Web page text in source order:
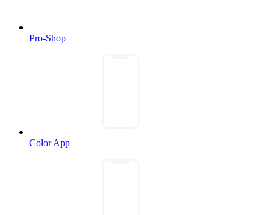
Pro-Shop
Color App